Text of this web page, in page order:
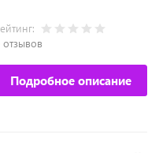
отзывов
Подробное описание